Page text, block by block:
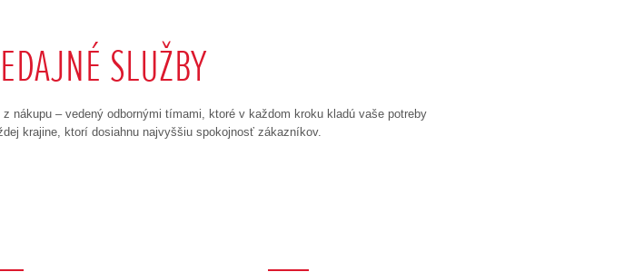
SLUŽBY
nákupu – vedený odbornými tímami, ktoré v každom kroku kladú vaše potreby
krajine, ktorí dosiahnu najvyššiu spokojnosť zákazníkov.